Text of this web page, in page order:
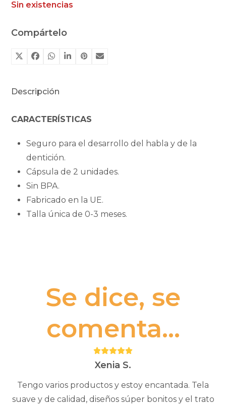
Sin existencias
Compártelo
Descripción
CARACTERÍSTICAS
Seguro para el desarrollo del habla y de la
dentición.
Cápsula de 2 unidades.
Sin BPA.
Fabricado en la UE.
Talla única de 0-3 meses.
Se dice, se
comenta...
Puntuación:
5Xenia S.
Tengo varios productos y estoy encantada. Tela
suave y de calidad, diseños súper bonitos y el trato